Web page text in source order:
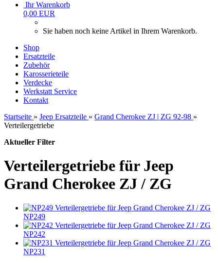
Ihr Warenkorb
0,00 EUR
Sie haben noch keine Artikel in Ihrem Warenkorb.
Shop
Ersatzteile
Zubehör
Karosserieteile
Verdecke
Werkstatt Service
Kontakt
Startseite » Jeep Ersatzteile » Grand Cherokee ZJ | ZG 92-98 »
Verteilergetriebe
Aktueller Filter
Verteilergetriebe für Jeep
Grand Cherokee ZJ / ZG
NP249
NP242
NP231